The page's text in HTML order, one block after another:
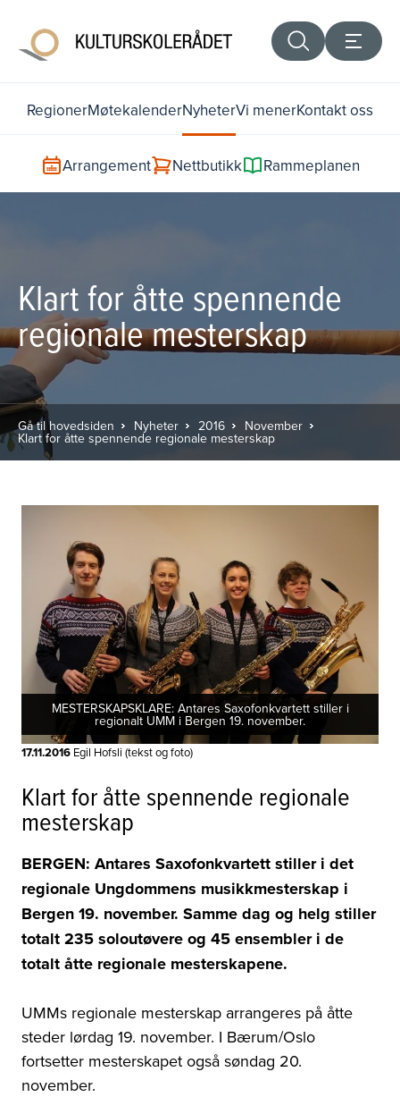
RegionerMøtekalenderNyheterVi menerKontakt oss
Arrangement Nettbutikk Rammeplanen
Klart for åtte spennende
regionale mesterskap
Gå til hovedsiden Nyheter 2016 November
Klart for åtte spennende regionale mesterskap
MESTERSKAPSKLARE: Antares Saxofonkvartett stiller i
regionalt UMM i Bergen 19. november.
17.11.2016 Egil Hofsli (tekst og foto)
Klart for åtte spennende regionale
mesterskap
BERGEN: Antares Saxofonkvartett stiller i det
regionale Ungdommens musikkmesterskap i
Bergen 19. november. Samme dag og helg stiller
totalt 235 soloutøvere og 45 ensembler i de
totalt åtte regionale mesterskapene.
UMMs regionale mesterskap arrangeres på åtte
steder lørdag 19. november. I Bærum/Oslo
fortsetter mesterskapet også søndag 20.
november.